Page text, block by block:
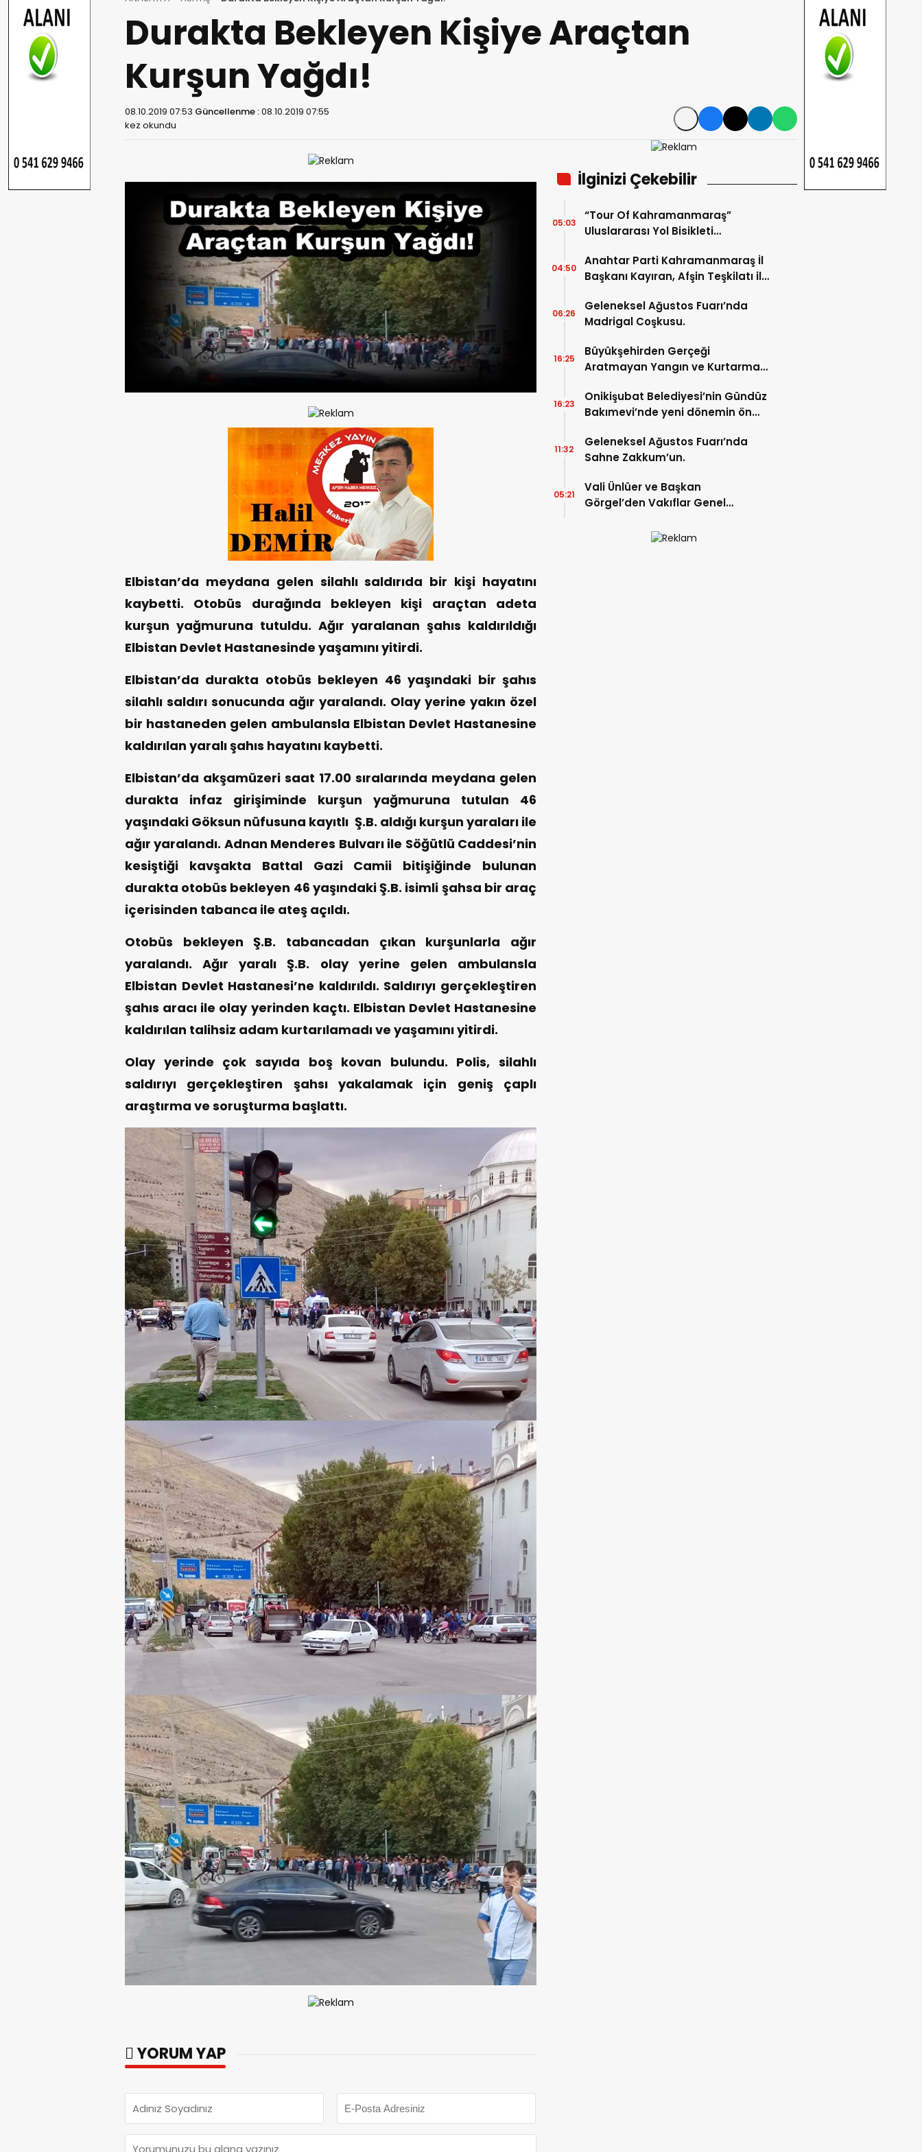
Durakta Bekleyen Kişiye Araçtan
Kurşun Yağdı!
08.10.2019 07:53 Güncellenme :08.10.2019 07:55
kez okundu
Elbistan’da meydana gelen silahlı saldırıda bir kişi hayatını
kaybetti. Otobüs durağında bekleyen kişi araçtan adeta
kurşun yağmuruna tutuldu. Ağır yaralanan şahıs kaldırıldığı
Elbistan Devlet Hastanesinde yaşamını yitirdi.
Elbistan’da durakta otobüs bekleyen 46 yaşındaki bir şahıs
silahlı saldırı sonucunda ağır yaralandı. Olay yerine yakın özel
bir hastaneden gelen ambulansla Elbistan Devlet Hastanesine
kaldırılan yaralı şahıs hayatını kaybetti.
Elbistan’da akşamüzeri saat 17.00 sıralarında meydana gelen
durakta infaz girişiminde kurşun yağmuruna tutulan 46
yaşındaki Göksun nüfusuna kayıtlı Ş.B. aldığı kurşun yaraları ile
ağır yaralandı. Adnan Menderes Bulvarı ile Söğütlü Caddesi’nin
kesiştiği kavşakta Battal Gazi Camii bitişiğinde bulunan
durakta otobüs bekleyen 46 yaşındaki Ş.B. isimli şahsa bir araç
içerisinden tabanca ile ateş açıldı.
Otobüs bekleyen Ş.B. tabancadan çıkan kurşunlarla ağır
yaralandı. Ağır yaralı Ş.B. olay yerine gelen ambulansla
Elbistan Devlet Hastanesi’ne kaldırıldı. Saldırıyı gerçekleştiren
şahıs aracı ile olay yerinden kaçtı. Elbistan Devlet Hastanesine
kaldırılan talihsiz adam kurtarılamadı ve yaşamını yitirdi.
Olay yerinde çok sayıda boş kovan bulundu. Polis, silahlı
saldırıyı gerçekleştiren şahsı yakalamak için geniş çaplı
araştırma ve soruşturma başlattı.
YORUM YAP
İlginizi Çekebilir
“Tour Of Kahramanmaraş”
Uluslararası Yol Bisikleti
05:03
Anahtar Parti Kahramanmaraş İl
Başkanı Kayıran, Afşin Teşkilatı ile
04:50
Geleneksel Ağustos Fuarı’nda
Madrigal Coşkusu.
06:26
Büyükşehirden Gerçeği
Aratmayan Yangın ve Kurtarma
16:25
Onikişubat Belediyesi’nin Gündüz
Bakımevi’nde yeni dönemin ön
16:23
Geleneksel Ağustos Fuarı’nda
Sahne Zakkum’un.
11:32
Vali Ünlüer ve Başkan
Görgel’den Vakıflar Genel
05:21